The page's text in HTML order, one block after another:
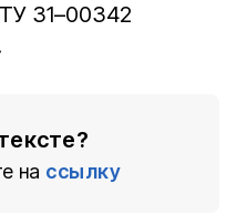
31–00342
на ссылку